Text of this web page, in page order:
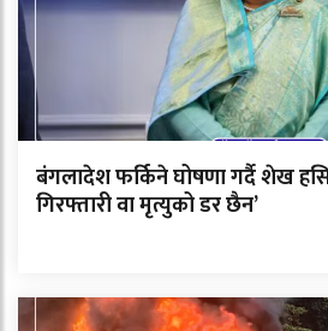
बंगलादेश फर्किने घोषणा गर्दै शेख
गिरफ्तारी वा मृत्युको डर छैन’